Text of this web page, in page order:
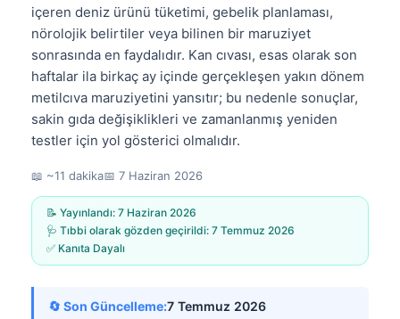
içeren deniz ürünü tüketimi, gebelik planlaması,
nörolojik belirtiler veya bilinen bir maruziyet
sonrasında en faydalıdır. Kan cıvası, esas olarak son
haftalar ila birkaç ay içinde gerçekleşen yakın dönem
metilcıva maruziyetini yansıtır; bu nedenle sonuçlar,
sakin gıda değişiklikleri ve zamanlanmış yeniden
testler için yol gösterici olmalıdır.
📖 ~11 dakika📅 7 Haziran 2026
📝 Yayınlandı: 7 Haziran 2026
🩺 Tıbbi olarak gözden geçirildi: 7 Temmuz 2026
✅ Kanıta Dayalı
🔄 Son Güncelleme:7 Temmuz 2026